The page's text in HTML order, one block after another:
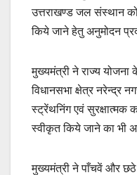
उत्तराखण्ड जल संस्थान
किये जाने हेतु अनुमोदन
मुख्यमंत्री ने राज्य योजना
विधानसभा क्षेत्र नरेन्द्र
स्ट्रेंथनिंग एवं सुरक्षात्मक
स्वीकृत किये जाने का भी
मुख्यमंत्री ने पाँचवें और छठे